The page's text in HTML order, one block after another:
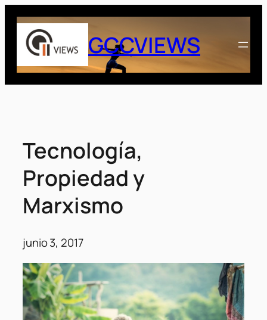
Saltar
contenido
GCCVIEWS
Tecnología,
Propiedad y
Marxismo
junio 3, 2017